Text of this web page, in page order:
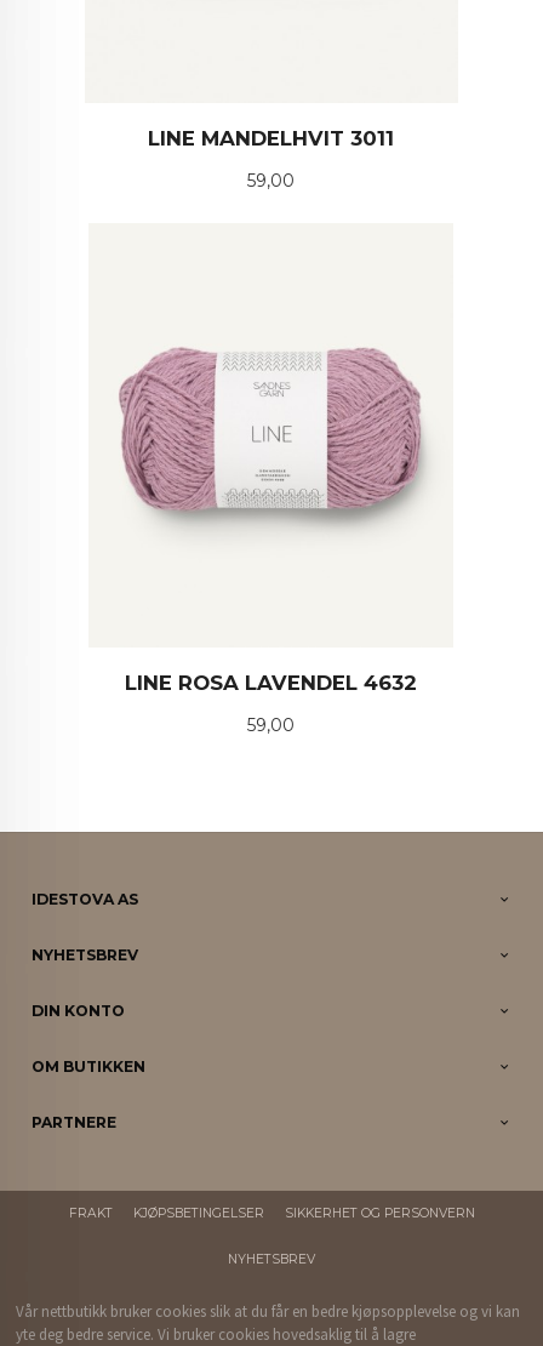
LINE MANDELHVIT 3011
Pris
59,00
LINE ROSA LAVENDEL 4632
Pris
59,00
IDESTOVA AS
NYHETSBREV
DIN KONTO
OM BUTIKKEN
PARTNERE
FRAKT KJØPSBETINGELSER SIKKERHET OG PERSONVERN
NYHETSBREV
Vår nettbutikk bruker cookies slik at du får en bedre kjøpsopplevelse og vi kan
yte deg bedre service. Vi bruker cookies hovedsaklig til å lagre